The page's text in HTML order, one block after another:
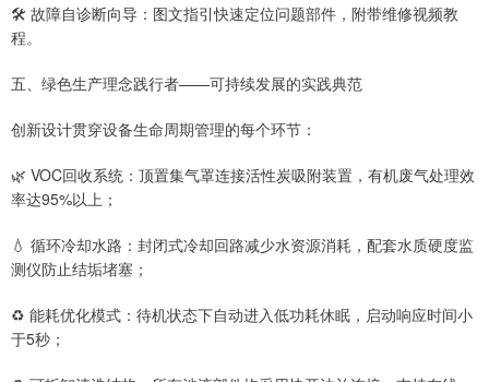
🛠️ 故障自诊断向导：图文指引快速定位问题部件，附带维修视频教
程。
五、绿色生产理念践行者——可持续发展的实践典范
创新设计贯穿设备生命周期管理的每个环节：
🌿 VOC回收系统：顶置集气罩连接活性炭吸附装置，有机废气处理效
率达95%以上；
💧 循环冷却水路：封闭式冷却回路减少水资源消耗，配套水质硬度监
测仪防止结垢堵塞；
♻️ 能耗优化模式：待机状态下自动进入低功耗休眠，启动响应时间小
于5秒；